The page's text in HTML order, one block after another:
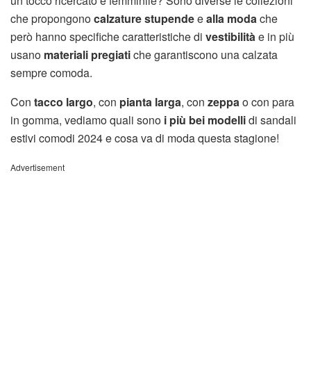
che propongonocalzature stupendeealla moda che
però hanno specifiche caratteristiche di vestibilità e in più
usano materiali pregiatiche garantiscono una calzata
sempre comoda.
Con tacco largo, con pianta larga, con zeppa o con para
in gomma, vediamo quali sono i più bei modellidi sandali
estivi comodi 2024 e cosa va di moda questa stagione!
Advertisement